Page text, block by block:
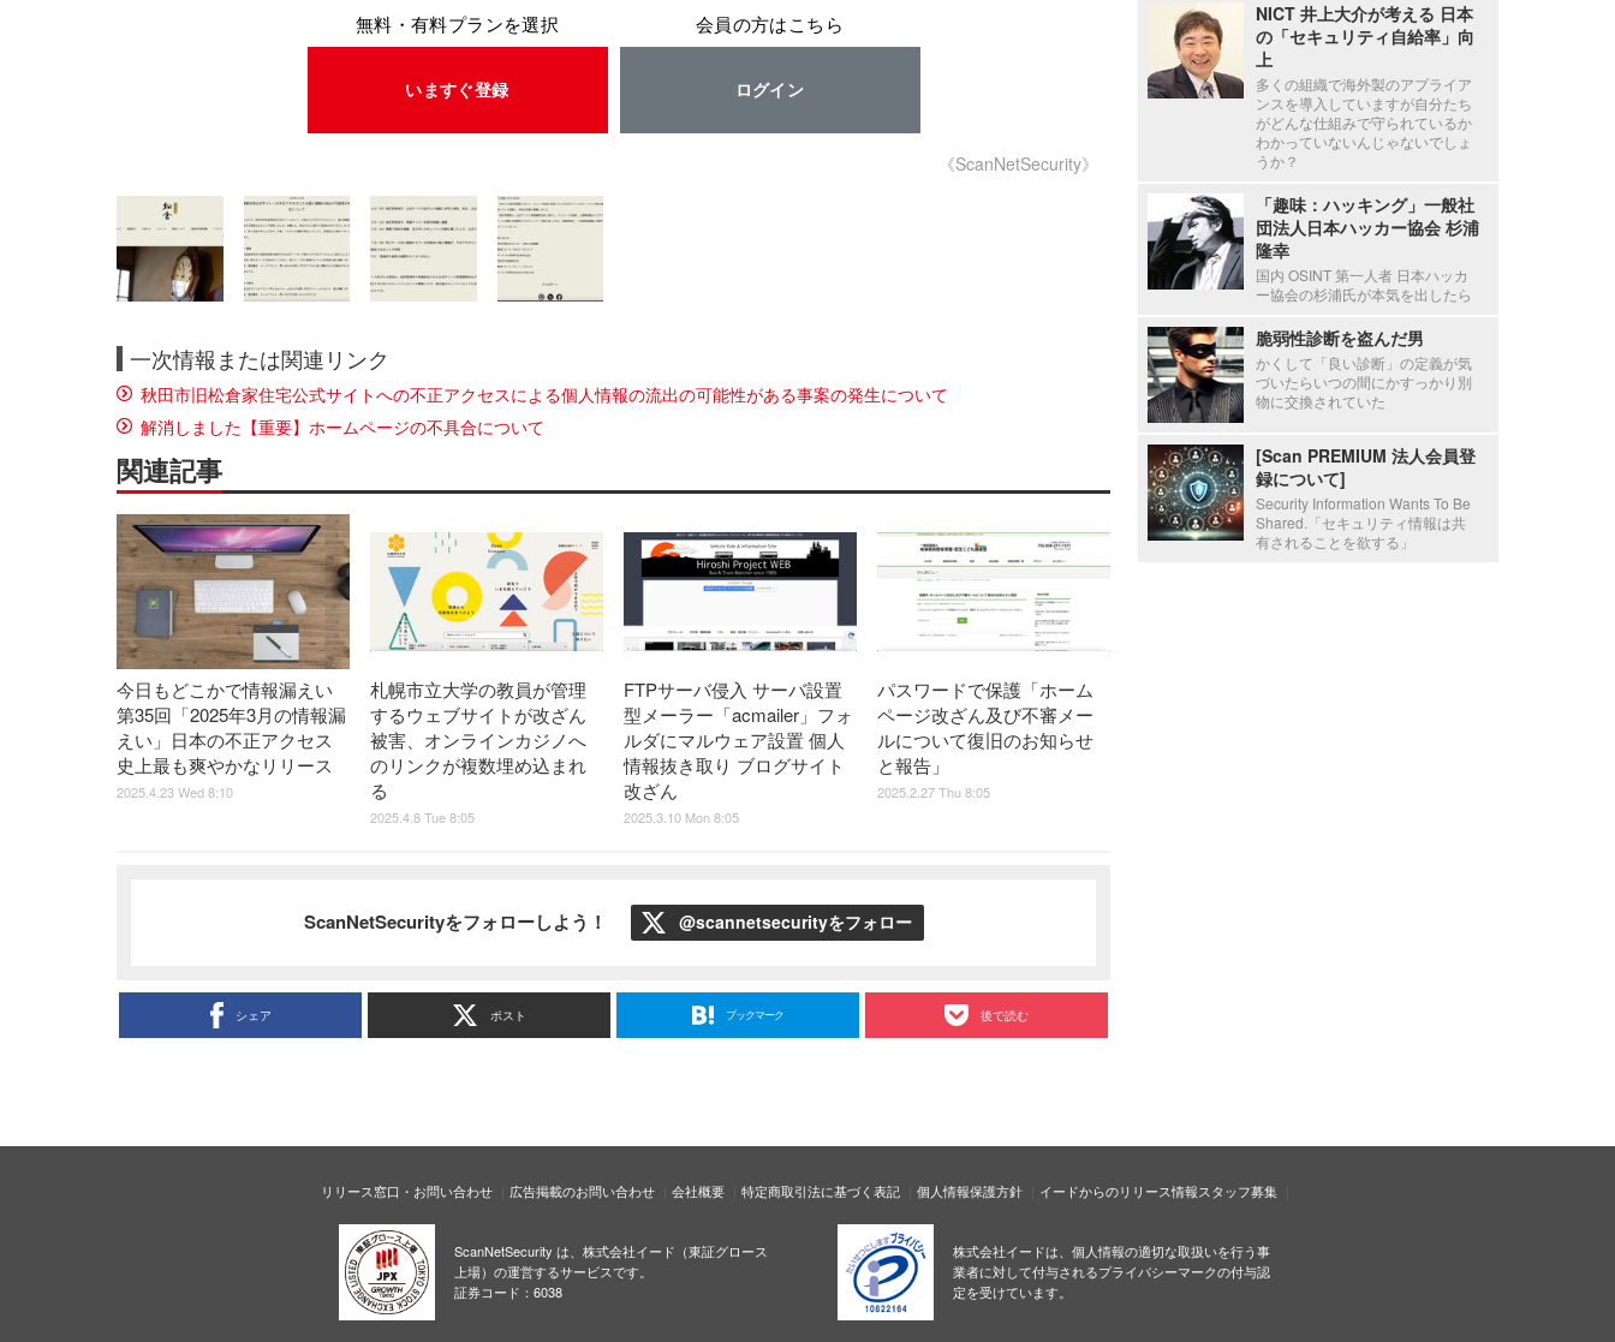
無料・有料プランを選択
いますぐ登録
会員の方はこちら
ログイン
《ScanNetSecurity》
一次情報または関連リンク
秋田市旧松倉家住宅公式サイトへの不正アクセスによる個人情報の流出の可能性がある事案の発生について
解消しました【重要】ホームページの不具合について
関連記事
今日もどこかで情報漏えい
第35回「2025年3月の情報漏
えい」日本の不正アクセス
史上最も爽やかなリリース
2025.4.23 Wed 8:10
札幌市立大学の教員が管理
するウェブサイトが改ざん
被害、オンラインカジノへ
のリンクが複数埋め込まれ
る
2025.4.8 Tue 8:05
FTPサーバ侵入 サーバ設置
型メーラー「acmailer」フォ
ルダにマルウェア設置 個人
情報抜き取り ブログサイト
改ざん
2025.3.10 Mon 8:05
パスワードで保護「ホーム
ページ改ざん及び不審メー
ルについて復旧のお知らせ
と報告」
2025.2.27 Thu 8:05
ScanNetSecurityをフォローしよう！ @scannetsecurityをフォロー
シェア ポスト ブックマーク 後で読む
NICT 井上大介が考える 日本
の「セキュリティ自給率」向
上
多くの組織で海外製のアプライア
ンスを導入していますが自分たち
がどんな仕組みで守られているか
わかっていないんじゃないでしょ
うか？
「趣味：ハッキング」一般社
団法人日本ハッカー協会 杉浦
隆幸
国内 OSINT 第一人者 日本ハッカ
ー協会の杉浦氏が本気を出したら
脆弱性診断を盗んだ男
かくして「良い診断」の定義が気
づいたらいつの間にかすっかり別
物に交換されていた
[Scan PREMIUM 法人会員登
録について]
Security Information Wants To Be
Shared.「セキュリティ情報は共
有されることを欲する」
リリース窓口・お問い合わせ 広告掲載のお問い合わせ 会社概要 特定商取引法に基づく表記 個人情報保護方針 イードからのリリース情報スタッフ募集
ScanNetSecurity は、株式会社イード（東証グロース
上場）の運営するサービスです。
証券コード：6038
株式会社イードは、個人情報の適切な取扱いを行う事
業者に対して付与されるプライバシーマークの付与認
定を受けています。